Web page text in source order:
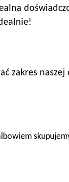
zakres naszej